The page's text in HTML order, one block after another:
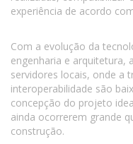
experiência de acordo
Com a evolução da
engenharia e arquitetura,
servidores locais, onde a
interoperabilidade são
concepção do projeto
ainda ocorrerem grande
construção.